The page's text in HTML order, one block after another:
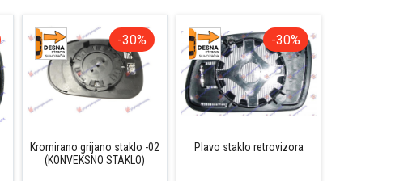
-30%
Kromirano grijano staklo -02
(KONVEKSNO STAKLO)
-30%
Plavo staklo retrovizora